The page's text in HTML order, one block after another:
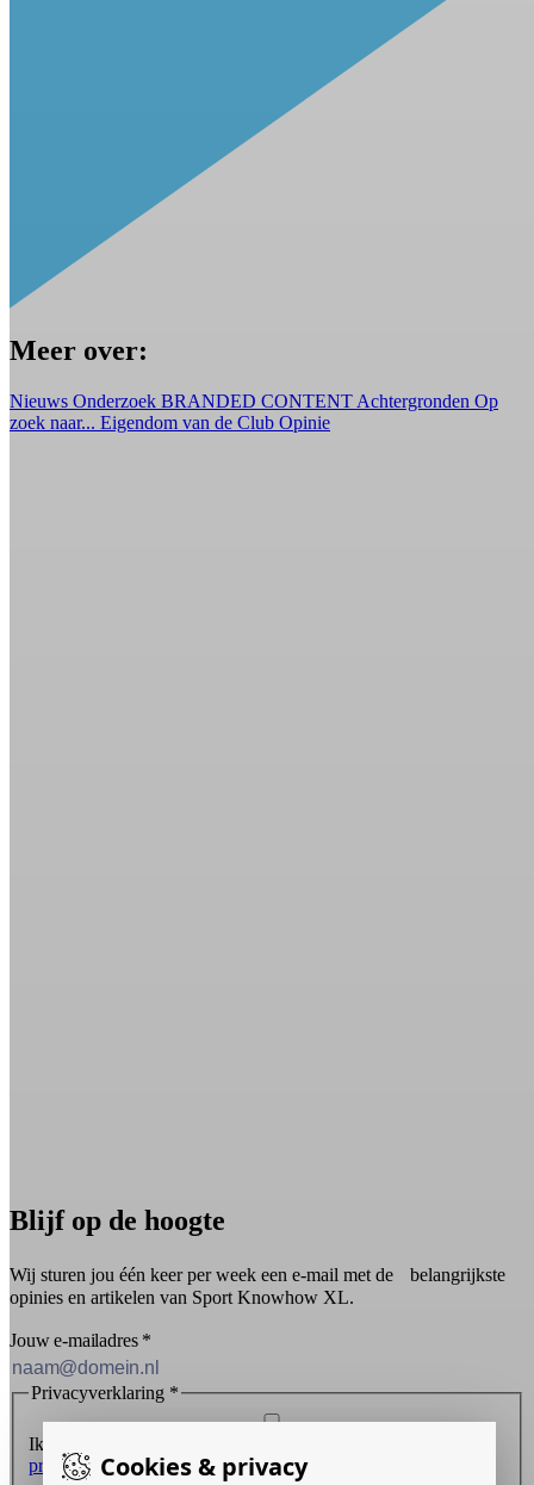
Cookies & privacy
Meer over:
Nieuws Onderzoek BRANDED CONTENT Achtergronden Op
zoek naar... Eigendom van de Club Opinie
Blijf op de hoogte
Wij sturen jou één keer per week een e-mail met de belangrijkste
opinies en artikelen van Sport Knowhow XL.
Jouw e-mailadres *
Privacyverklaring *
Ik ontvang graag de nieuwsbrief en ga akkoord met de
privacyverklaring.